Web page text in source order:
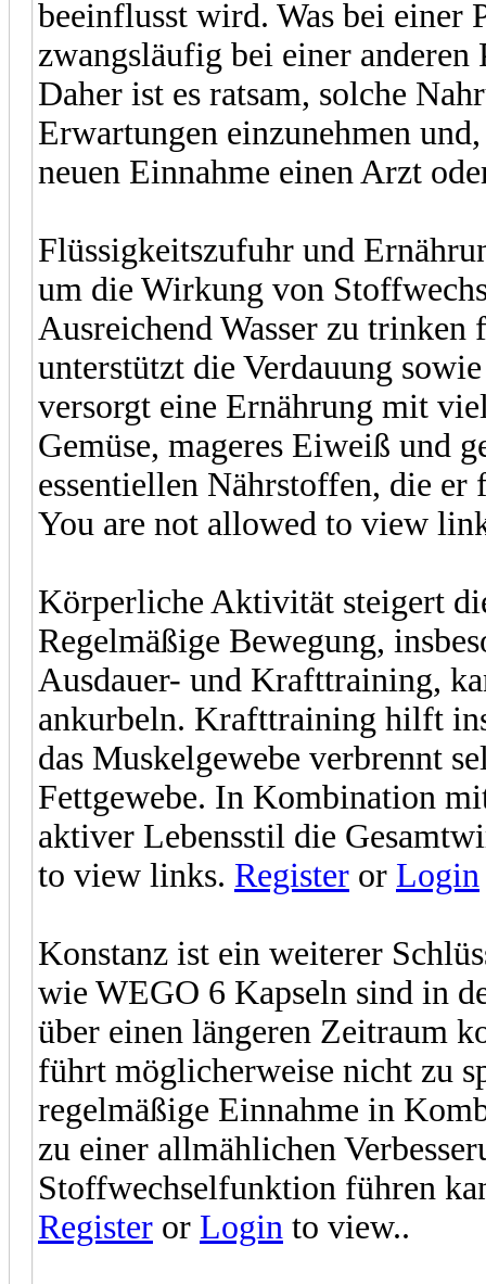
beeinflusst wird. Was bei einer
zwangsläufig bei einer
Daher ist es ratsam, solche
Erwartungen einzunehmen
neuen Einnahme einen Arzt
Flüssigkeitszufuhr und
um die Wirkung von
Ausreichend Wasser zu
unterstützt die Verdauung
versorgt eine Ernährung mit
Gemüse, mageres Eiweiß und
essentiellen Nährstoffen, die
You are not allowed to view
Körperliche Aktivität steigert
Regelmäßige Bewegung,
Ausdauer- und Krafttraining,
ankurbeln. Krafttraining hilft
das Muskelgewebe verbrennt
Fettgewebe. In Kombination
aktiver Lebensstil die
to view links. Register or Login
Konstanz ist ein weiterer
wie WEGO 6 Kapseln sind in
über einen längeren Zeitraum
führt möglicherweise nicht zu
regelmäßige Einnahme in
zu einer allmählichen
Stoffwechselfunktion führen
Register or Login to view..